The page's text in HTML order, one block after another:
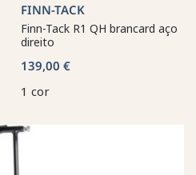
FINN-TACK
Finn-Tack R1 QH brancard aço
direito
139,00 €
1 cor